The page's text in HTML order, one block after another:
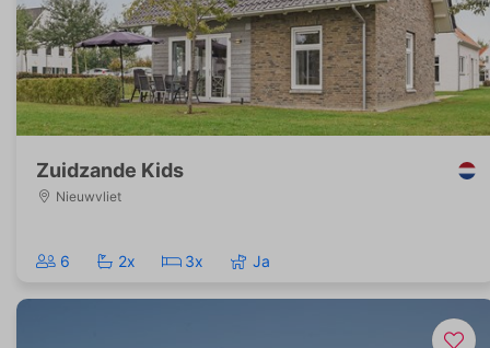
Zuidzande Kids
Nieuwvliet
6 2x 3x Ja